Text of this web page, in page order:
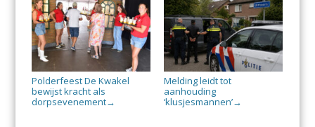
Polderfeest De Kwakel
bewijst kracht als
dorpsevenement→
Melding leidt tot
aanhouding
‘klusjesmannen’→